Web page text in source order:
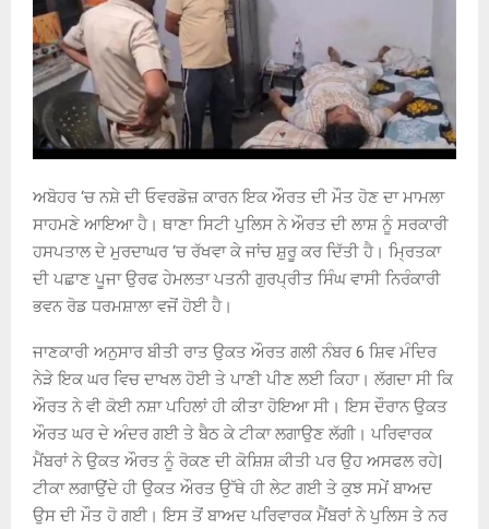
ਅਬੋਹਰ ‘ਚ ਨਸ਼ੇ ਦੀ ਓਵਰਡੋਜ਼ ਕਾਰਨ ਇਕ ਔਰਤ ਦੀ ਮੌਤ ਹੋਣ ਦਾ ਮਾਮਲਾ
ਸਾਹਮਣੇ ਆਇਆ ਹੈ। ਥਾਣਾ ਸਿਟੀ ਪੁਲਿਸ ਨੇ ਔਰਤ ਦੀ ਲਾਸ਼ ਨੂੰ ਸਰਕਾਰੀ
ਹਸਪਤਾਲ ਦੇ ਮੁਰਦਾਘਰ ‘ਚ ਰੱਖਵਾ ਕੇ ਜਾਂਚ ਸ਼ੁਰੂ ਕਰ ਦਿੱਤੀ ਹੈ। ਮ੍ਰਿਤਕਾ
ਦੀ ਪਛਾਣ ਪੂਜਾ ਉਰਫ ਹੇਮਲਤਾ ਪਤਨੀ ਗੁਰਪ੍ਰੀਤ ਸਿੰਘ ਵਾਸੀ ਨਿਰੰਕਾਰੀ
ਭਵਨ ਰੋਡ ਧਰਮਸ਼ਾਲਾ ਵਜੋਂ ਹੋਈ ਹੈ।
ਜਾਣਕਾਰੀ ਅਨੁਸਾਰ ਬੀਤੀ ਰਾਤ ਉਕਤ ਔਰਤ ਗਲੀ ਨੰਬਰ 6 ਸ਼ਿਵ ਮੰਦਿਰ
ਨੇੜੇ ਇਕ ਘਰ ਵਿਚ ਦਾਖਲ ਹੋਈ ਤੇ ਪਾਣੀ ਪੀਣ ਲਈ ਕਿਹਾ। ਲੱਗਦਾ ਸੀ ਕਿ
ਔਰਤ ਨੇ ਵੀ ਕੋਈ ਨਸ਼ਾ ਪਹਿਲਾਂ ਹੀ ਕੀਤਾ ਹੋਇਆ ਸੀ। ਇਸ ਦੌਰਾਨ ਉਕਤ
ਔਰਤ ਘਰ ਦੇ ਅੰਦਰ ਗਈ ਤੇ ਬੈਠ ਕੇ ਟੀਕਾ ਲਗਾਉਣ ਲੱਗੀ। ਪਰਿਵਾਰਕ
ਮੈਂਬਰਾਂ ਨੇ ਉਕਤ ਔਰਤ ਨੂੰ ਰੋਕਣ ਦੀ ਕੋਸ਼ਿਸ਼ ਕੀਤੀ ਪਰ ਉਹ ਅਸਫਲ ਰਹੇ|
ਟੀਕਾ ਲਗਾਉਂਦੇ ਹੀ ਉਕਤ ਔਰਤ ਉੱਥੇ ਹੀ ਲੇਟ ਗਈ ਤੇ ਕੁਝ ਸਮੇਂ ਬਾਅਦ
ਉਸ ਦੀ ਮੌਤ ਹੋ ਗਈ। ਇਸ ਤੋਂ ਬਾਅਦ ਪਰਿਵਾਰਕ ਮੈਂਬਰਾਂ ਨੇ ਪੁਲਿਸ ਤੇ ਨਰ